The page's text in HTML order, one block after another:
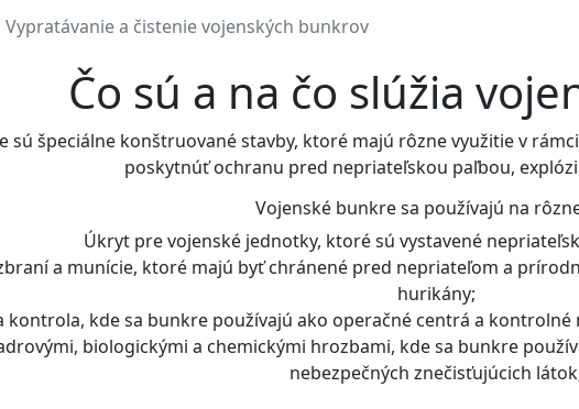
Vypratávanie a čistenie vojenských bunkrov
Čo sú a na čo slúžia
sú špeciálne konštruované stavby, ktoré majú rôzne využitie v
poskytnúť ochranu pred nepriateľskou paľbou,
Vojenské bunkre sa používajú na
Úkryt pre vojenské jednotky, ktoré sú vystavené
a munície, ktoré majú byť chránené pred nepriateľom a
hurikány;
kontrola, kde sa bunkre používajú ako operačné centrá a
biologickými a chemickými hrozbami, kde sa bunkre
nebezpečných znečisťujúcich